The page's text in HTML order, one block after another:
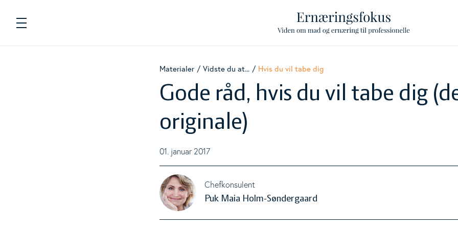
Navigation
Toggle Level
Toggle Level
Toggle Level
Materialer Vidste du at... Hvis du vil tabe dig
Gode råd, hvis du vil tabe dig
originale)
01. januar 2017
Chefkonsulent
Puk Maia Holm-Søndergaard